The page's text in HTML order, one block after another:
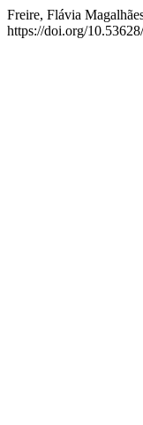
Freire, Flávia
https://doi.org/